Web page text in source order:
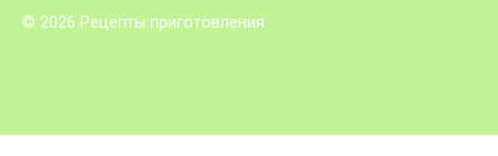
© 2026 Рецепты приготовления